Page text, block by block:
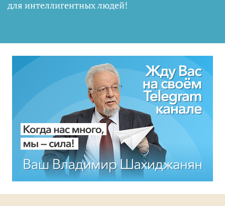
для интеллигентных людей!